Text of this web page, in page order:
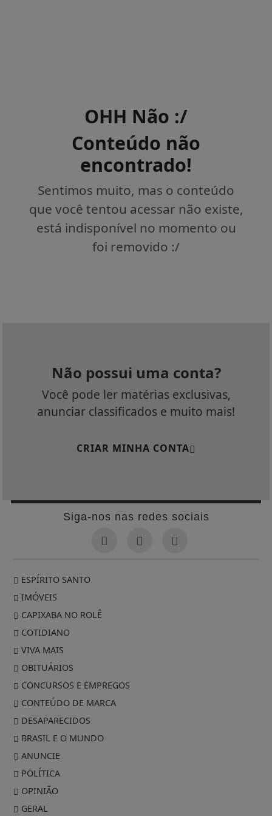
OHH Não :/
Conteúdo não
encontrado!
Sentimos muito, mas o conteúdo
que você tentou acessar não existe,
está indisponível no momento ou
foi removido :/
Não possui uma conta?
Você pode ler matérias exclusivas,
anunciar classificados e muito mais!
CRIAR MINHA CONTA
Siga-nos nas redes sociais
ESPÍRITO SANTO
IMÓVEIS
CAPIXABA NO ROLÊ
COTIDIANO
VIVA MAIS
OBITUÁRIOS
CONCURSOS E EMPREGOS
CONTEÚDO DE MARCA
DESAPARECIDOS
BRASIL E O MUNDO
ANUNCIE
POLÍTICA
OPINIÃO
GERAL